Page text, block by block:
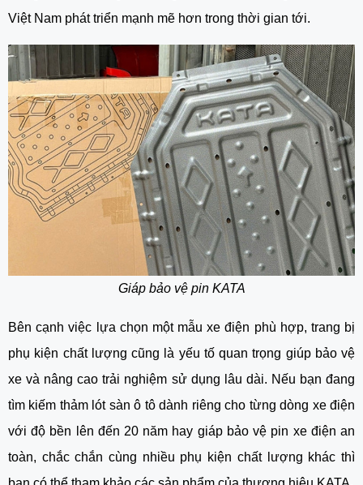
Việt Nam phát triển mạnh mẽ hơn trong thời gian tới.
Giáp bảo vệ pin KATA
Bên cạnh việc lựa chọn một mẫu xe điện phù hợp, trang bị
phụ kiện chất lượng cũng là yếu tố quan trọng giúp bảo vệ
xe và nâng cao trải nghiệm sử dụng lâu dài. Nếu bạn đang
tìm kiếm thảm lót sàn ô tô dành riêng cho từng dòng xe điện
với độ bền lên đến 20 năm hay giáp bảo vệ pin xe điện an
toàn, chắc chắn cùng nhiều phụ kiện chất lượng khác thì